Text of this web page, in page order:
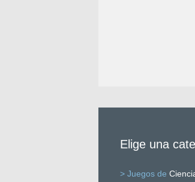
Elige una
> Juegos de